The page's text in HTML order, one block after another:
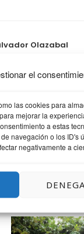
el
las cookies para
mejorar la
a estas
navegación o los ID's
negativamente a
Olazabal
donde trabajo,
a ratos
frases y citas